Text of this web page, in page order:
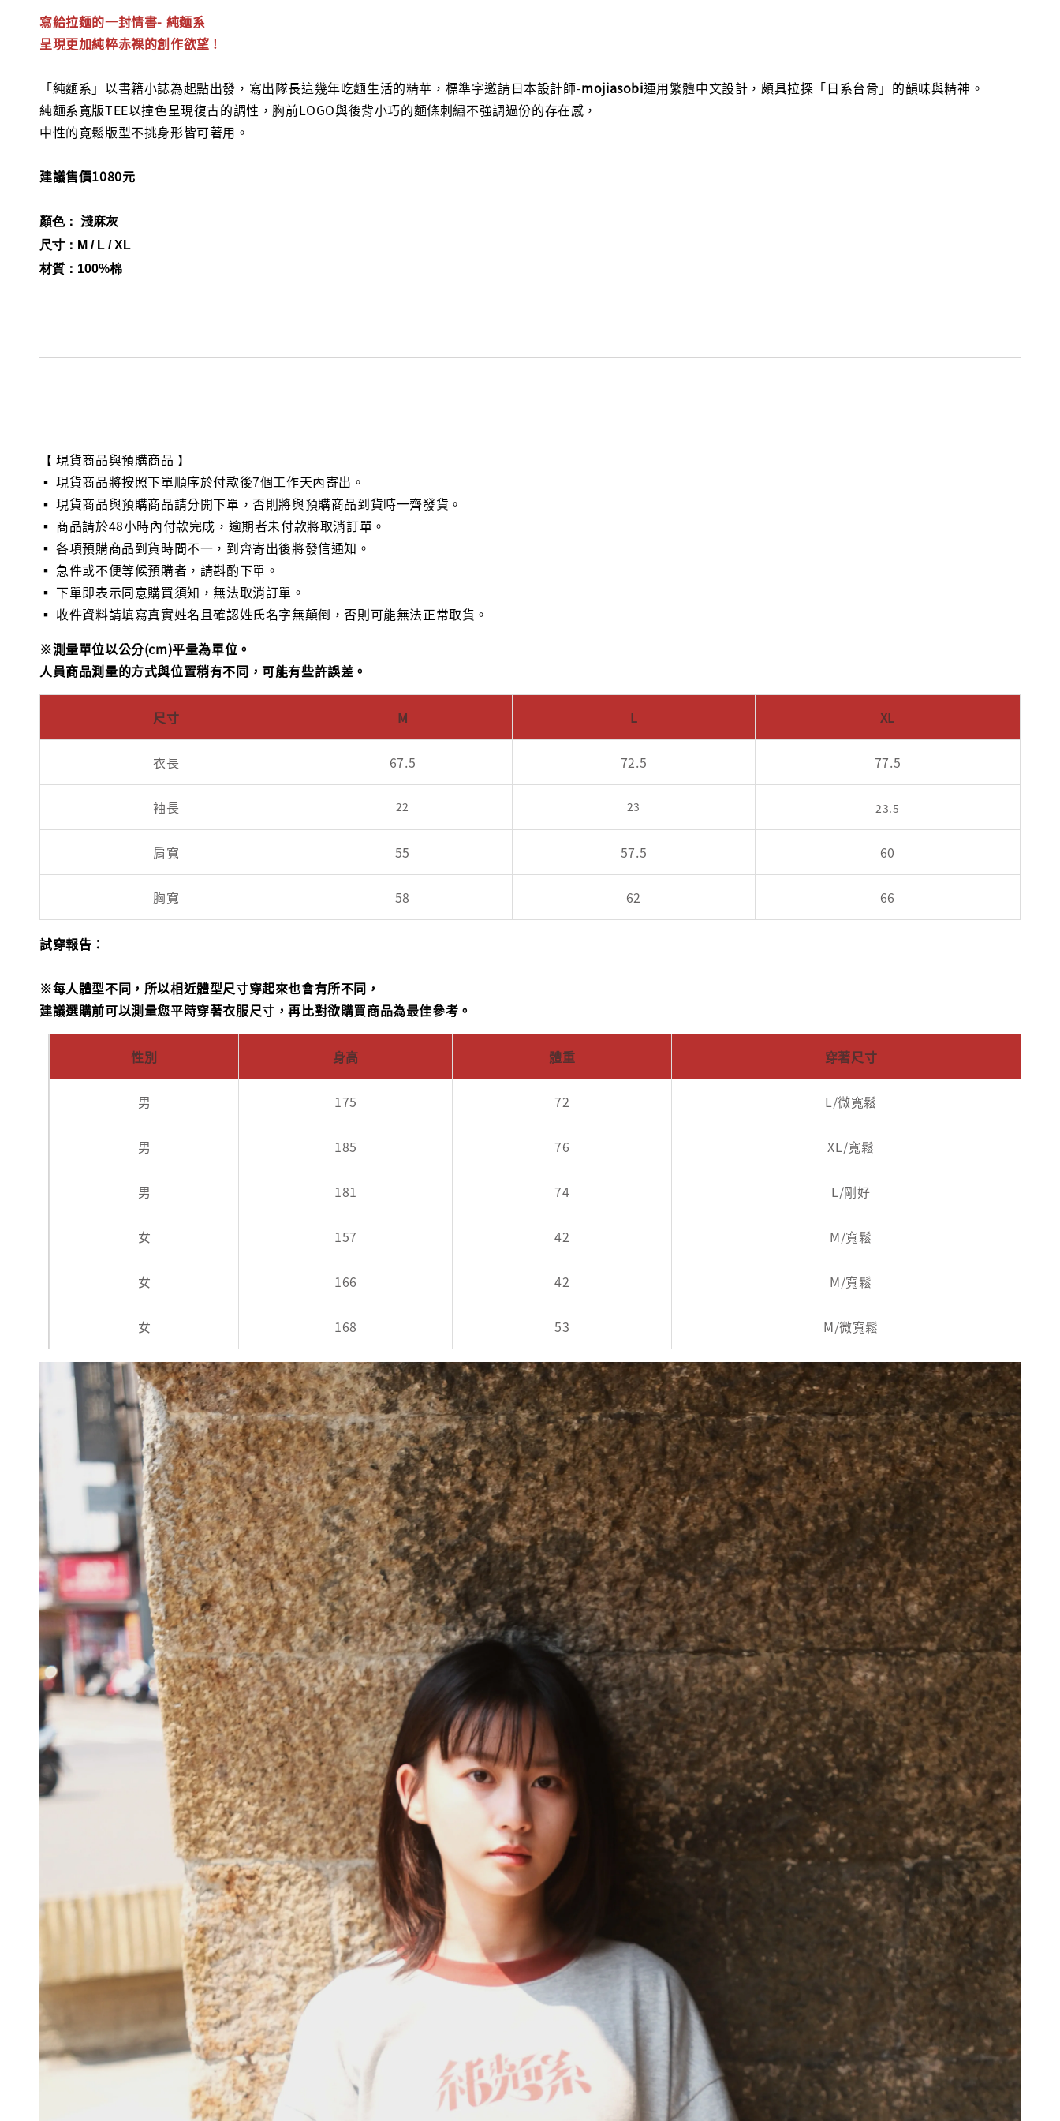
寫給拉麵的一封情書- 純麵系
呈現更加純粹赤裸的創作欲望 !
「純麵系」以書籍小誌為起點出發，寫出隊長這幾年吃麵生活的精華，標準字邀請日本設計師-mojiasobi運用繁體中文設計，頗具拉探「日系台骨」的韻味與精神。
純麵系寬版TEE以撞色呈現復古的調性，胸前LOGO與後背小巧的麵條刺繡不強調過份的存在感，
中性的寬鬆版型不挑身形皆可著用。
建議售價1080元
顏色 ： 淺麻灰
尺寸 ： M / L / XL
材質 ：100%棉
【 現貨商品與預購商品 】
▪ 現貨商品將按照下單順序於付款後7個工作天內寄出。
▪ 現貨商品與預購商品請分開下單，否則將與預購商品到貨時一齊發貨。
▪ 商品請於48小時內付款完成，逾期者未付款將取消訂單。
▪ 各項預購商品到貨時間不一，到齊寄出後將發信通知。
▪ 急件或不便等候預購者，請斟酌下單。
▪ 下單即表示同意購買須知，無法取消訂單。
▪ 收件資料請填寫真實姓名且確認姓氏名字無顛倒，否則可能無法正常取貨。
※測量單位以公分(cm)平量為單位。
人員商品測量的方式與位置稍有不同，可能有些許誤差。
尺寸 M L XL
衣長 67.5 72.5 77.5
袖長 22 23 23.5
肩寬 55 57.5 60
胸寬 58 62 66
試穿報告：
※每人體型不同，所以相近體型尺寸穿起來也會有所不同，
建議選購前可以測量您平時穿著衣服尺寸，再比對欲購買商品為最佳參考。
性別 身高 體重 穿著尺寸
男 175 72 L/微寬鬆
男 185 76 XL/寬鬆
男 181 74 L/剛好
女 157 42 M/寬鬆
女 166 42 M/寬鬆
女 168 53 M/微寬鬆